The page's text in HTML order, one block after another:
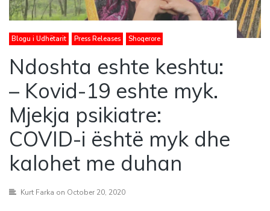
Blogu i Udhëtarit Press Releases Shoqerore
Ndoshta eshte keshtu:
– Kovid-19 eshte myk.
Mjekja psikiatre:
COVID-i është myk dhe
kalohet me duhan
Kurt Farka on October 20, 2020